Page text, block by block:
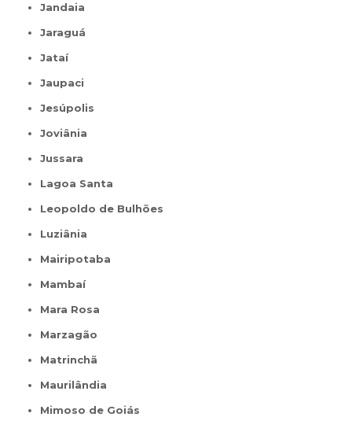
Jandaia
Jaraguá
Jataí
Jaupaci
Jesúpolis
Joviânia
Jussara
Lagoa Santa
Leopoldo de Bulhões
Luziânia
Mairipotaba
Mambaí
Mara Rosa
Marzagão
Matrinchã
Maurilândia
Mimoso de Goiás